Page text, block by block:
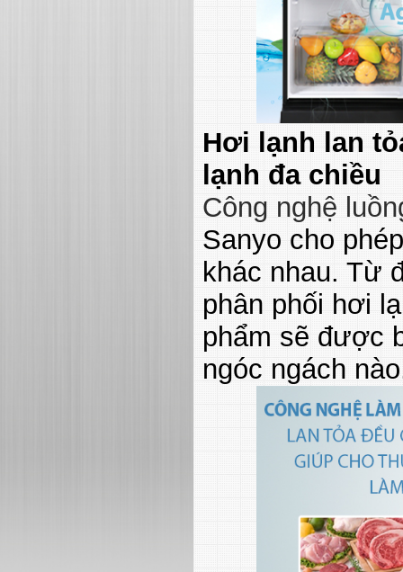
Hơi lạnh lan
lạnh đa chiều
Công nghệ
Sanyo cho
khác nhau. Từ
phân phối hơi
phẩm sẽ được
ngóc ngách